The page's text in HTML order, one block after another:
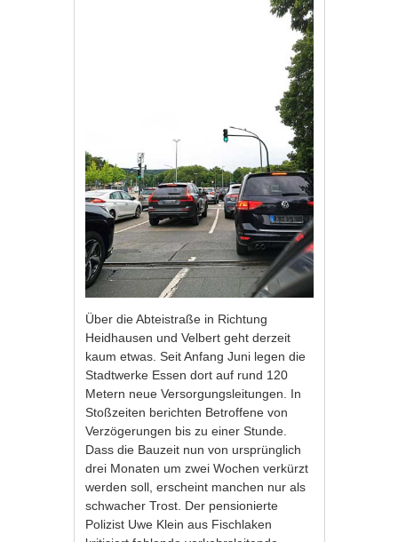
Über die Abteistraße in Richtung
Heidhausen und Velbert geht derzeit
kaum etwas. Seit Anfang Juni legen die
Stadtwerke Essen dort auf rund 120
Metern neue Versorgungsleitungen. In
Stoßzeiten berichten Betroffene von
Verzögerungen bis zu einer Stunde.
Dass die Bauzeit nun von ursprünglich
drei Monaten um zwei Wochen verkürzt
werden soll, erscheint manchen nur als
schwacher Trost. Der pensionierte
Polizist Uwe Klein aus Fischlaken